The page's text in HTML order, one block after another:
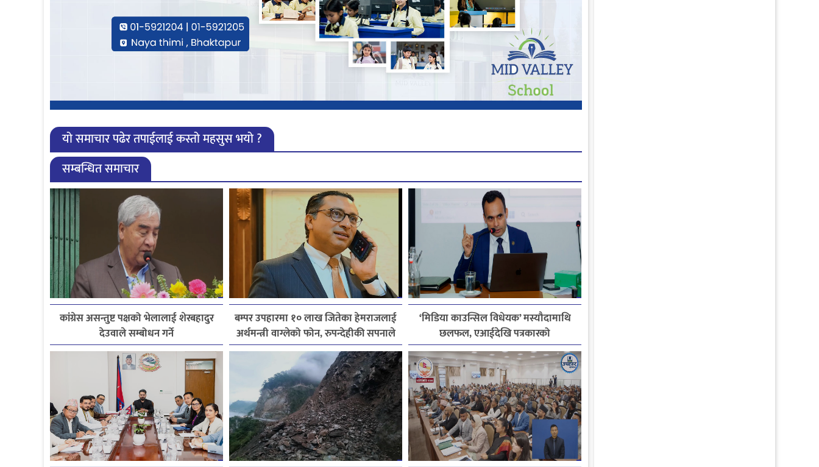
यो समाचार पढेर तपाईलाई कस्तो महसुस भयो ?
सम्बन्धित समाचार
कांग्रेस असन्तुष्ट पक्षको भेलालाई शेरबहादुर
देउवाले सम्बोधन गर्ने
बम्पर उपहारमा १० लाख जितेका हेमराजलाई
अर्थमन्त्री वाग्लेको फोन, रुपन्देहीकी सपनाले
जितिन् एक लाख
‘मिडिया काउन्सिल विधेयक’ मस्यौदामाथि
छलफल, एआईदेखि पत्रकारको
लाइसेन्ससम्मका विषयमा सुझाव